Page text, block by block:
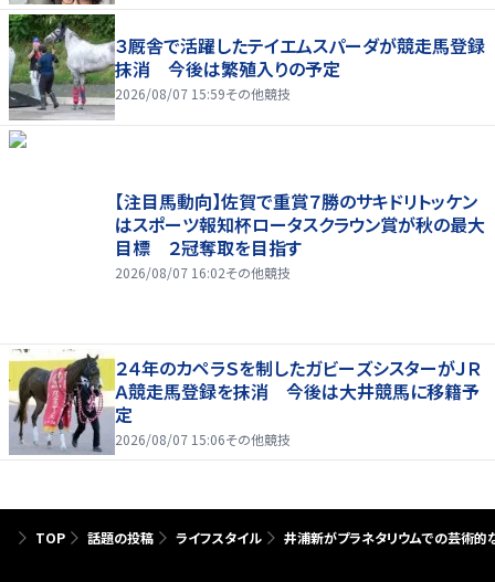
３厩舎で活躍したテイエムスパーダが競走馬登録
抹消 今後は繁殖入りの予定
2026/08/07 15:59その他競技
【注目馬動向】佐賀で重賞７勝のサキドリトッケン
はスポーツ報知杯ロータスクラウン賞が秋の最大
目標 ２冠奪取を目指す
2026/08/07 16:02その他競技
２４年のカペラＳを制したガビーズシスターがＪＲ
Ａ競走馬登録を抹消 今後は大井競馬に移籍予
定
2026/08/07 15:06その他競技
TOP 話題の投稿 ライフスタイル 井浦新がプラネタリウムでの芸術的